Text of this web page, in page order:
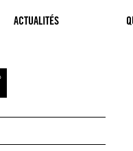
ACTUALITÉS